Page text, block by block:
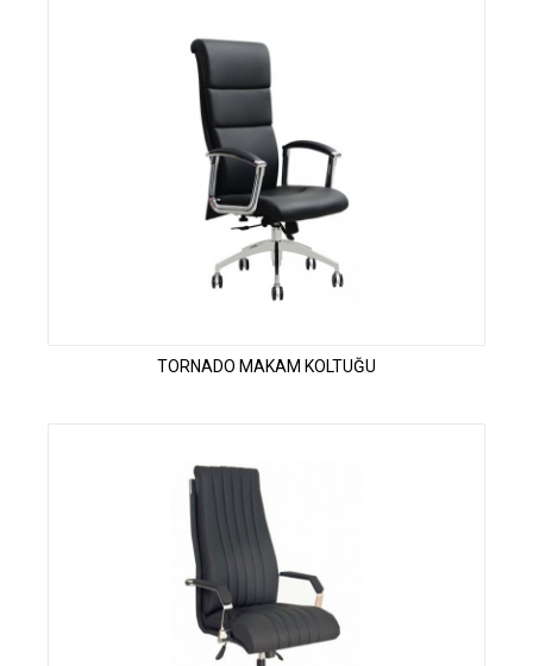
TORNADO MAKAM KOLTUĞU